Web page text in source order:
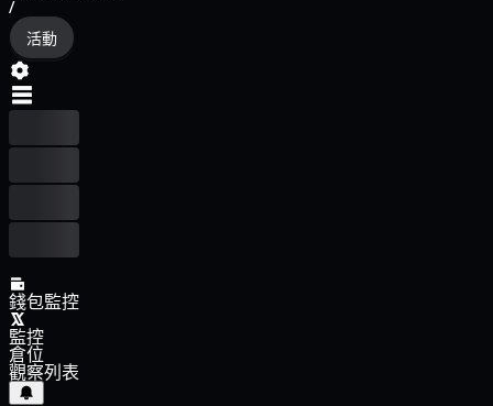
/
活動
錢包監控
監控
倉位
觀察列表